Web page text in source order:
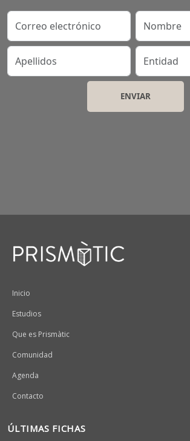
Correo electrónico Nombre
Apellidos Entidad
Peu
Inicio
Estudios
Que es Prismàtic
Comunidad
Agenda
Contacto
ÚLTIMAS FICHAS